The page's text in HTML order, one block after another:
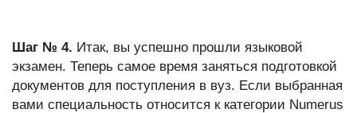
Шаг № 4. Итак, вы успешно прошли языковой
экзамен. Теперь самое время заняться подготовкой
документов для поступления в вуз. Если выбранная
вами специальность относится к категории Numerus